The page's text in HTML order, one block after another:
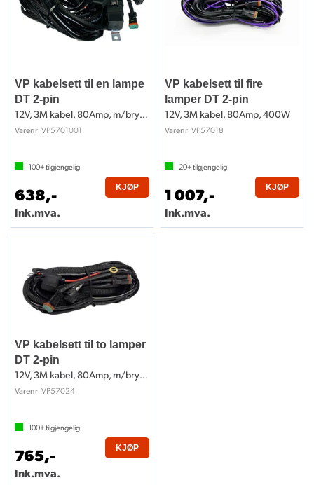
VP kabelsett til en lampe
DT 2-pin
12V, 3M kabel, 80Amp, m/bryter
Varenr VP5701001
100+tilgjengelig
638,-
Ink.mva.
KJØP
VP kabelsett til fire
lamper DT 2-pin
12V, 3M kabel, 80Amp, 400W
Varenr VP57018
20+tilgjengelig
1 007,-
Ink.mva.
KJØP
VP kabelsett til to lamper
DT 2-pin
12V, 3M kabel, 80Amp, m/bryter
Varenr VP57024
100+tilgjengelig
765,-
Ink.mva.
KJØP